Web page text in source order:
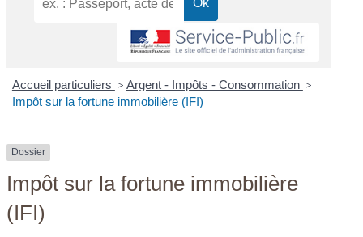
Accueil particuliers > Argent - Impôts - Consommation >
Impôt sur la fortune immobilière (IFI)
Dossier
Impôt sur la fortune immobilière
(IFI)